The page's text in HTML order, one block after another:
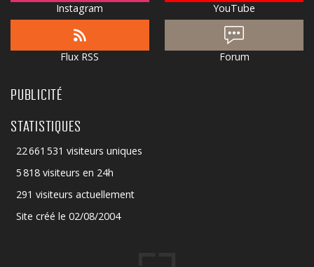
Instagram YouTube
Flux RSS Forum
PUBLICITÉ
STATISTIQUES
22 661 531 visiteurs uniques
5 818 visiteurs en 24h
291 visiteurs actuellement
Site créé le 02/08/2004